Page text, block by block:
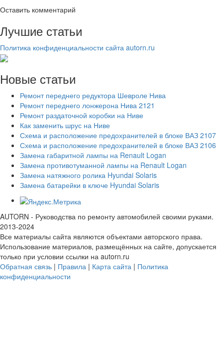
Оставить комментарий
Лучшие статьи
Политика конфиденциальности сайта autorn.ru
Новые статьи
Ремонт переднего редуктора Шевроле Нива
Ремонт переднего лонжерона Нива 2121
Ремонт раздаточной коробки на Ниве
Как заменить шрус на Ниве
Схема и расположение предохранителей в блоке ВАЗ 2107
Схема и расположение предохранителей в блоке ВАЗ 2106
Замена габаритной лампы на Renault Logan
Замена противотуманной лампы на Renault Logan
Замена натяжного ролика Hyundai Solaris
Замена батарейки в ключе Hyundai Solaris
AUTORN - Руководства по ремонту автомобилей своими руками.
2013-2024
Все материалы сайта являются объектами авторского права.
Использование материалов, размещённых на сайте, допускается
только при условии ссылки на autorn.ru
Обратная связь | Правила | Карта сайта | Политика
конфиденциальности